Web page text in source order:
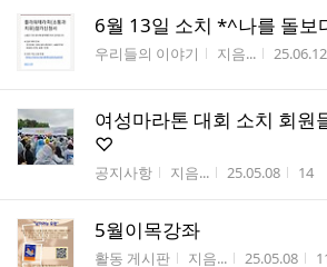
6월 13일 소치 *^나를 돌보
게시판명
우리들의 이야기 작성자
지음... 작성시간
25.06.12
여성마라톤 대회 소치 회원
♡
게시판명
공지사항 작성자
지음... 작성시간
25.05.08 조회
14
5월이목강좌
게시판명
활동 게시판 작성자
지음... 작성시간
25.05.08